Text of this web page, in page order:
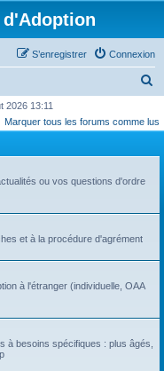
d'Adoption
Connexion
S’enregistrer
c
2026 13:11
Marquer tous les forums comme lus
ou vos questions d'ordre
et à la procédure d'agrément
à l'étranger (individuelle, OAA
à besoins spécifiques : plus âgés,